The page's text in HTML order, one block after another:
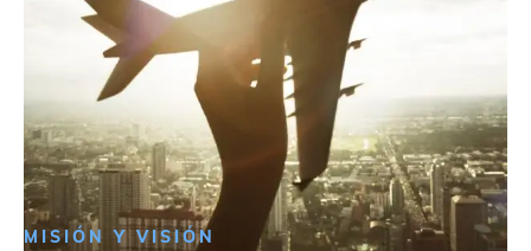
MISIÓN Y VISIÓN